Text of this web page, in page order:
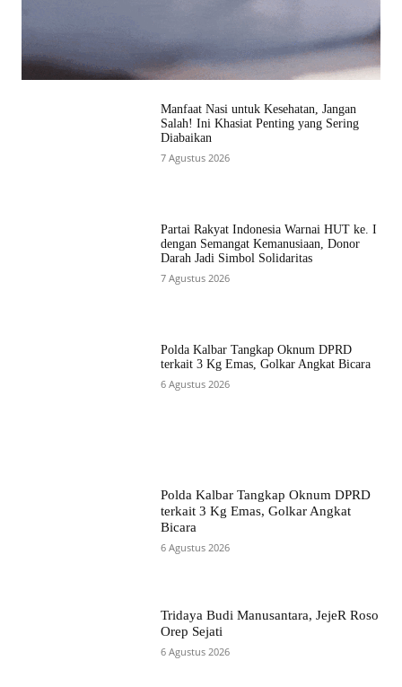
Manfaat Nasi untuk Kesehatan, Jangan
Salah! Ini Khasiat Penting yang Sering
Diabaikan
7 Agustus 2026
Partai Rakyat Indonesia Warnai HUT ke. I
dengan Semangat Kemanusiaan, Donor
Darah Jadi Simbol Solidaritas
7 Agustus 2026
Polda Kalbar Tangkap Oknum DPRD
terkait 3 Kg Emas, Golkar Angkat Bicara
6 Agustus 2026
Polda Kalbar Tangkap Oknum DPRD
terkait 3 Kg Emas, Golkar Angkat
Bicara
6 Agustus 2026
Tridaya Budi Manusantara, JejeR Roso
Orep Sejati
6 Agustus 2026